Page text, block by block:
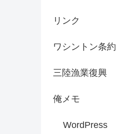
リンク
ワシントン条約
三陸漁業復興
俺メモ
WordPress